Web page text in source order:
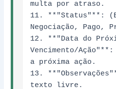
multa por atraso.
11. **"Status"**:
Negociação, Pago,
12. **"Data do
Vencimento/
a próxima ação.
13.
texto livre.